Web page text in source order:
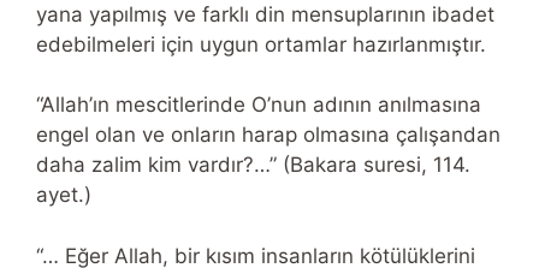
yana yapılmış ve farklı din mensuplarının ibadet
edebilmeleri için uygun ortamlar hazırlanmıştır.
“Allah’ın mescitlerinde O’nun adının anılmasına
engel olan ve onların harap olmasına çalışandan
daha zalim kim vardır?…” (Bakara suresi, 114.
ayet.)
“… Eğer Allah, bir kısım insanların kötülüklerini